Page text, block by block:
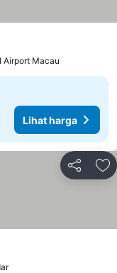
Airport Macau
Lihat harga
Kongsi